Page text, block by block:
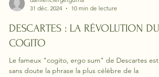
31 déc. 2024
10 min de lecture
DESCARTES : LA RÉVOLUTION DU
COGITO